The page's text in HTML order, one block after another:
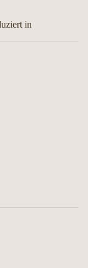
in